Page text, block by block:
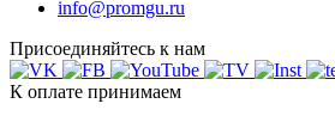
info@promgu.ru
Присоединяйтесь к нам
К оплате принимаем